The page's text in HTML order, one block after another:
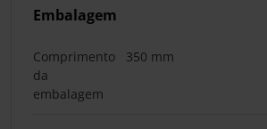
Embalagem
Comprimento
da
embalagem
350 mm